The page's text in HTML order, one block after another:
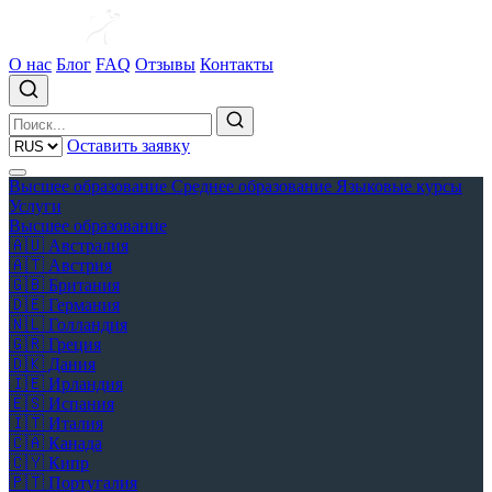
О нас Блог FAQ Отзывы Контакты
Оставить заявку
Высшее образование Среднее образование Языковые курсы
Услуги
Высшее образование
🇦🇺 Австралия
🇦🇹 Австрия
🇬🇧 Британия
🇩🇪 Германия
🇳🇱 Голландия
🇬🇷 Греция
🇩🇰 Дания
🇮🇪 Ирландия
🇪🇸 Испания
🇮🇹 Италия
🇨🇦 Канада
🇨🇾 Кипр
🇵🇹 Португалия